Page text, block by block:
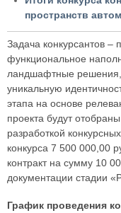
пространств
Задача конкурсантов –
функциональное
ландшафтные
уникальную
этапа на основе
проекта будут
разработкой
конкурса 7 500 000,00
контракт на сумму 10
документации стадии
График проведения